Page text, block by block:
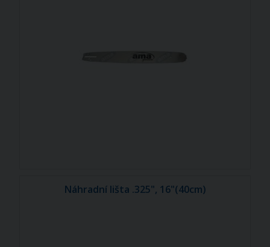
Náhradní lišta .325", 16"(40cm)